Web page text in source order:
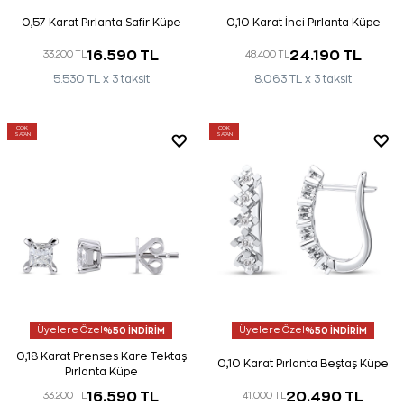
0,57 Karat Pırlanta Safir Küpe
33.200 TL 16.590 TL
5.530 TL x 3 taksit
0,10 Karat İnci Pırlanta Küpe
48.400 TL 24.190 TL
8.063 TL x 3 taksit
ÇOK
SATAN
Üyelere Özel %50 İNDİRİM
0,18 Karat Prenses Kare Tektaş
Pırlanta Küpe
33.200 TL 16.590 TL
ÇOK
SATAN
Üyelere Özel %50 İNDİRİM
0,10 Karat Pırlanta Beştaş Küpe
41.000 TL 20.490 TL